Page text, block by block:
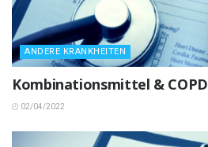
ANDERE KRANKHEITEN
Kombinationsmittel & COPD
02/04/2022